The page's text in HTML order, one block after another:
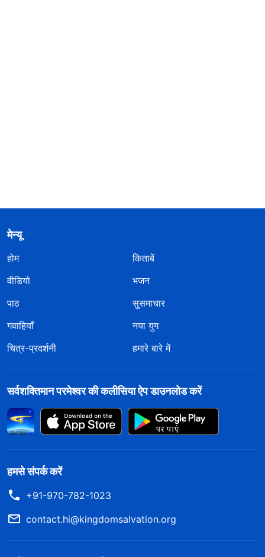
मेन्यू
होम
किताबें
वीडियो
भजन
पाठ
सुसमाचार
गवाहियाँ
नया युग
चित्र-प्रदर्शनी
हमारे बारे में
सर्वशक्तिमान परमेश्वर की कलीसिया ऐप डाउनलोड करें
हमसे संपर्क करें
+91-970-782-1023
contact.hi@kingdomsalvation.org